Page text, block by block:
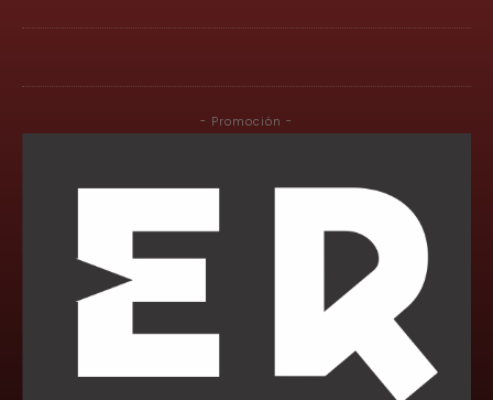
- Promoción -